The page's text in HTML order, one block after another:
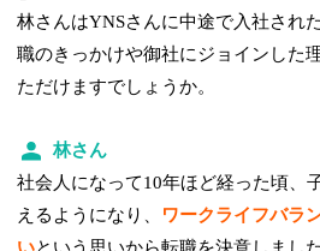
林さんはYNSさんに中途で入社され
職のきっかけや御社にジョインした
ただけますでしょうか。
林さん
社会人になって10年ほど経った頃、
えるようになり、
ワークライフバラ